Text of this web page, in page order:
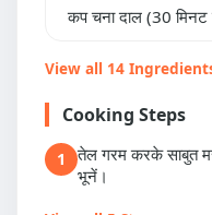
कप चना दाल (30 मिनट
View all 14
Cooking Steps
1
तेल गरम करके साबुत
भूनें।